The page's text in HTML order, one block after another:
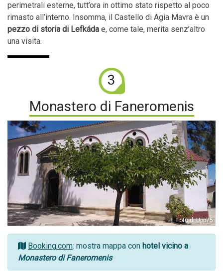
perimetrali esterne, tutt’ora in ottimo stato rispetto al poco
rimasto all’interno. Insomma, il Castello di Agia Mavra è un
pezzo di storia di Lefkáda e, come tale, merita senz’altro
una visita.
3
Monastero di Faneromenis
Foto di Upp75
Booking.com: mostra mappa con hotel vicino a
Monastero di Faneromenis